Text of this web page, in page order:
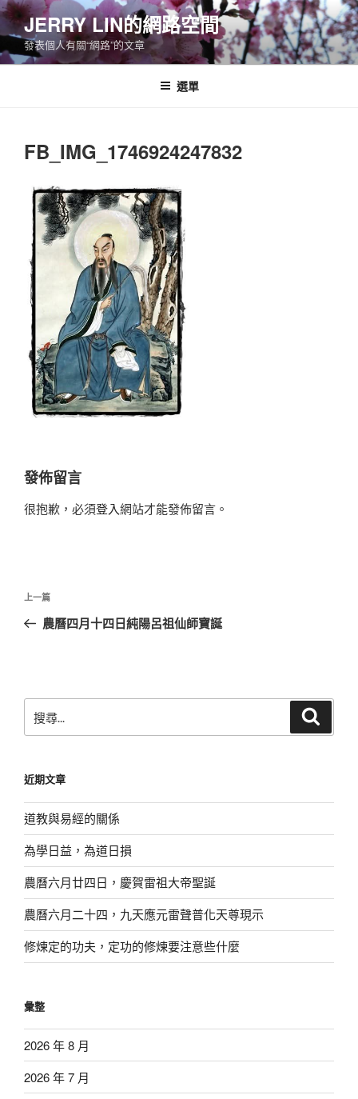
跳
至
主
要
JERRY LIN的網路空間
發表個人有關“網路”的文章
選單
FB_IMG_1746924247832
發佈留言
很抱歉，必須登入網站才能發佈留言。
文
導
上
一
上一篇
農曆四月十四日純陽呂祖仙師寶誕
尋
字:
近期文章
道教與易經的關係
為學日益，為道日損
農曆六月廿四日，慶賀雷祖大帝聖誕
農曆六月二十四，九天應元雷聲普化天尊現示
修煉定的功夫，定功的修煉要注意些什麼
彙整
2026 年 8 月
2026 年 7 月